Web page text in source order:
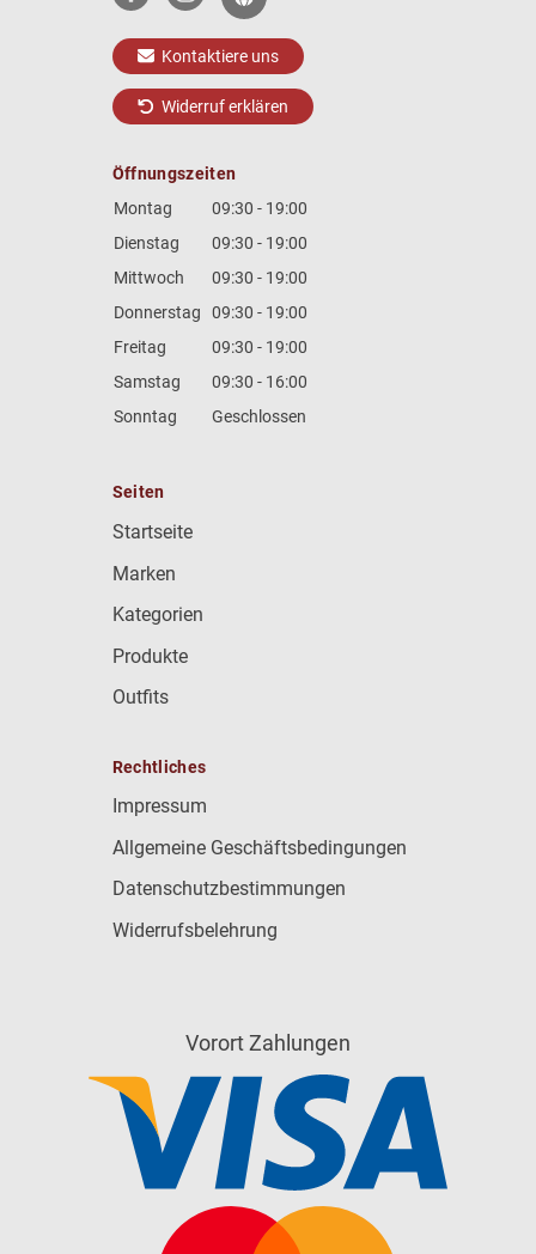
Kontaktiere uns
Widerruf erklären
Öffnungszeiten
Montag
09:30 - 19:00
Dienstag
09:30 - 19:00
Mittwoch
09:30 - 19:00
Donnerstag
09:30 - 19:00
Freitag
09:30 - 19:00
Samstag
09:30 - 16:00
Sonntag
Geschlossen
Seiten
Startseite
Marken
Kategorien
Produkte
Outfits
Rechtliches
Impressum
Allgemeine Geschäftsbedingungen
Datenschutzbestimmungen
Widerrufsbelehrung
Vorort Zahlungen